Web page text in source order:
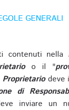
GENERALI
contenuti nella
o il "
Proprietariodeve
di
inviare un